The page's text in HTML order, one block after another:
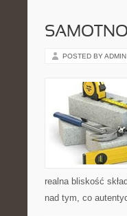
POSTED BY ADMIN
realna bliskość
nad tym, co